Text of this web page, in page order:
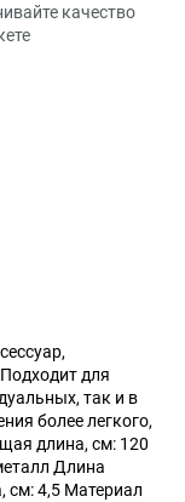
для
так и в
более легкого,
длина, см: 120
Длина
см: 4,5 Материал